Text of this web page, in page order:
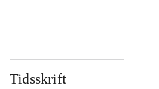
Tidsskrift